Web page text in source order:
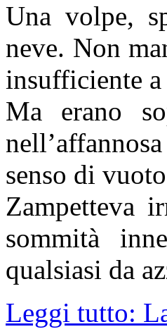
Una volpe,
neve. Non
insufficiente
Ma erano
senso di
Zampetteva
sommità
qualsiasi da
Leggi tutto: